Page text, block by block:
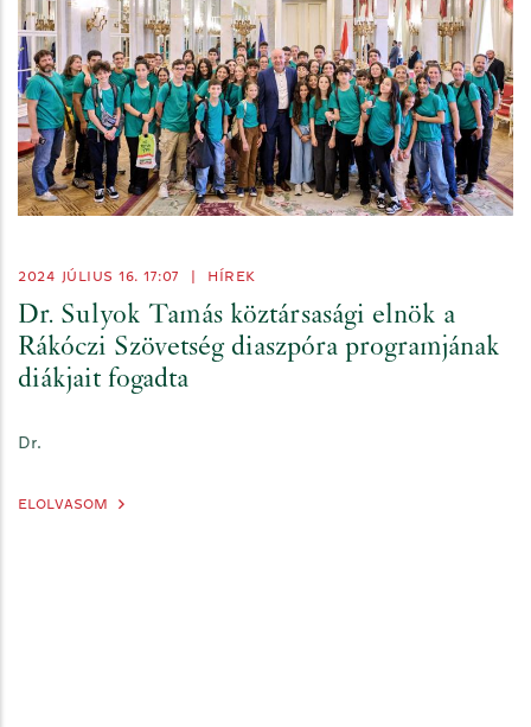
2024 JÚLIUS 16. 17:07 HÍREK
Dr. Sulyok Tamás köztársasági elnök a
Rákóczi Szövetség diaszpóra programjának
diákjait fogadta
Dr.
ELOLVASOM